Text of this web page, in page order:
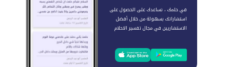
في حلمك ، نساعدك على الحصول على
استشاراتك بسهولة من خلال أفضل
الاستشاريين في مجال تفسير الاحلام